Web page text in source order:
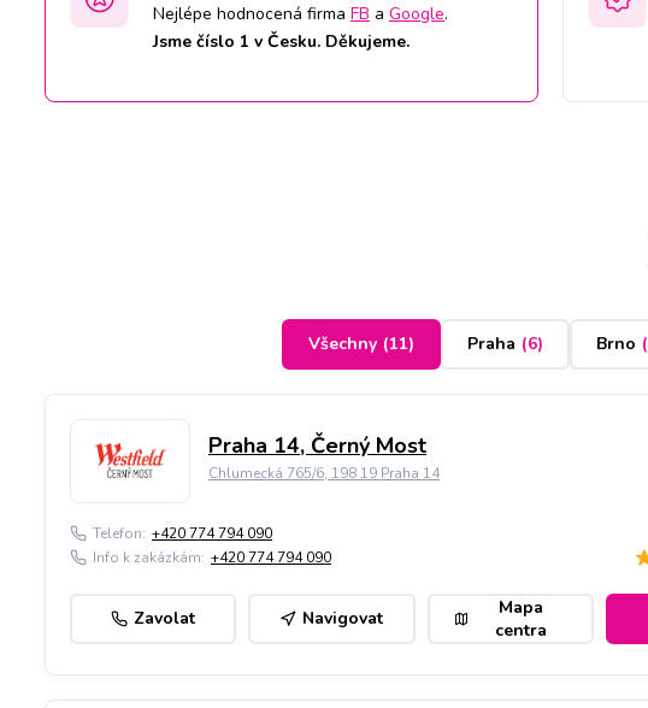
Nejlépe hodnocená firma FB a Google.
Jsme číslo 1 v Česku. Děkujeme.
Všechny (11) Praha (6) Brno (
Praha 14, Černý Most
Chlumecká 765/6, 198 19 Praha 14
Telefon: +420 774 794 090
Info k zakázkám: +420 774 794 090
Zavolat Navigovat
Mapa
centra